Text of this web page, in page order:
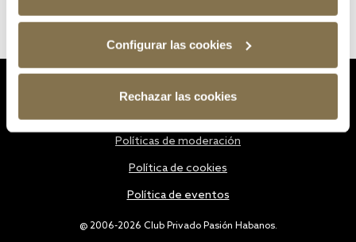
Configurar las cookies
Rechazar las cookies
@ 2006-2026 Club Privado Pasión Habanos.
Políticas de moderación
Política de cookies
Política de eventos